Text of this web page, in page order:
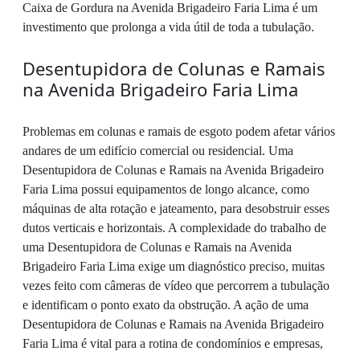
Caixa de Gordura na Avenida Brigadeiro Faria Lima é um
investimento que prolonga a vida útil de toda a tubulação.
Desentupidora de Colunas e Ramais
na Avenida Brigadeiro Faria Lima
Problemas em colunas e ramais de esgoto podem afetar vários
andares de um edifício comercial ou residencial. Uma
Desentupidora de Colunas e Ramais na Avenida Brigadeiro
Faria Lima possui equipamentos de longo alcance, como
máquinas de alta rotação e jateamento, para desobstruir esses
dutos verticais e horizontais. A complexidade do trabalho de
uma Desentupidora de Colunas e Ramais na Avenida
Brigadeiro Faria Lima exige um diagnóstico preciso, muitas
vezes feito com câmeras de vídeo que percorrem a tubulação
e identificam o ponto exato da obstrução. A ação de uma
Desentupidora de Colunas e Ramais na Avenida Brigadeiro
Faria Lima é vital para a rotina de condomínios e empresas,